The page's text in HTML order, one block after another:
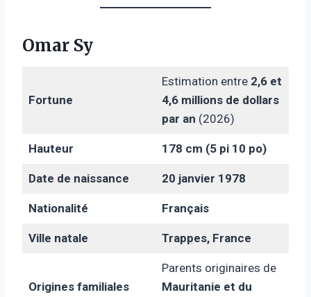
Omar Sy
Fortune
Estimation entre 2,6 et
4,6 millions de dollars
par an (2026)
Hauteur 178 cm (5 pi 10 po)
Date de naissance 20 janvier 1978
Nationalité Français
Ville natale Trappes, France
Origines familiales
Parents originaires de
Mauritanie et du